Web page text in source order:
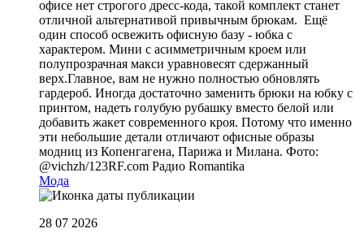
офисе нет строгого дресс-кода, такой комплект станет
отличной альтернативой привычным брюкам. Ещё
один способ освежить офисную базу - юбка с
характером. Мини с асимметричным кроем или
полупрозрачная макси уравновесят сдержанный
верх.Главное, вам не нужно полностью обновлять
гардероб. Иногда достаточно заменить брюки на юбку с
принтом, надеть голубую рубашку вместо белой или
добавить жакет современного кроя. Потому что именно
эти небольшие детали отличают офисные образы
модниц из Копенгагена, Парижа и Милана. Фото:
@vichzh/123RF.com Радио Romantika
Мода
28 07 2026